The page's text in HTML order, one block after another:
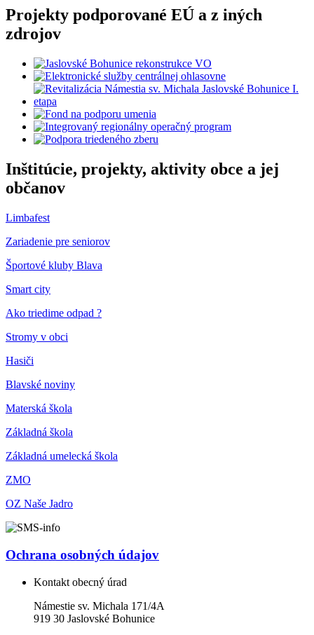
Projekty podporované EÚ a z iných
zdrojov
Inštitúcie, projekty, aktivity obce a jej
občanov
Limbafest
Zariadenie pre seniorov
Športové kluby Blava
Smart city
Ako triedime odpad ?
Stromy v obci
Hasiči
Blavské noviny
Materská škola
Základná škola
Základná umelecká škola
ZMO
OZ Naše Jadro
Ochrana osobných údajov
Kontakt obecný úrad
Námestie sv. Michala 171/4A
919 30 Jaslovské Bohunice